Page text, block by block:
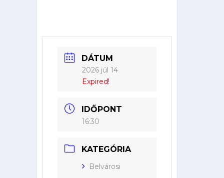
DÁTUM
2026 júl 14
Expired!
IDŐPONT
16:30
KATEGÓRIA
Belvárosi